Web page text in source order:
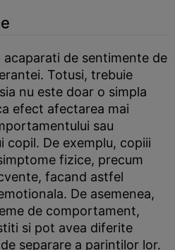
acaparati de sentimente de
Totusi, trebuie
nu este doar o simpla
efect afectarea mai
sau
copil. De exemplu, copiii
fizice, precum
facand astfel
De asemenea,
de comportament,
si pot avea diferite
separare a parintilor lor.